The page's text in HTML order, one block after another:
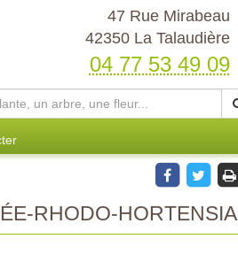
47 Rue Mirabeau
42350 La Talaudière
04 77 53 49 09
RHODO-HORTENSIA